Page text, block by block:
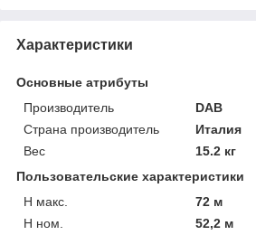
Характеристики
Основные атрибуты
Производитель
DAB
Страна производитель
Италия
Вес
15.2 кг
Пользовательские характеристики
H макс.
72 м
H ном.
52,2 м